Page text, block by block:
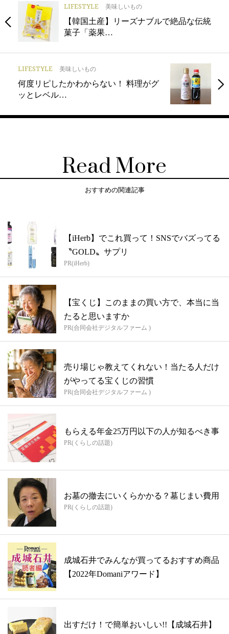
LIFESTYLE 美味しいもの
【韓国土産】リーズナブルで絶品な伝統
菓子「薬果…
LIFESTYLE 美味しいもの
何度リピしたかわからない！ 料理がグ
ッとレベル…
Read More
おすすめの関連記事
【iHerb】でこれ買って！SNSでバズってる
〝GOLD〟サプリ
PR(iHerb)
【宝くじ】このままの買い方で、本当に当
たると思いますか
PR(合同会社デジタルファーム )
売り場じゃ教えてくれない！当たる人だけ
がやってる宝くじの習慣
PR(合同会社デジタルファーム )
もらえる年金25万円以下の人が知るべき事
PR(くらしの話題)
お墓の撤去にいくらかかる？墓じまい費用
PR(くらしの話題)
成城石井でみんなが買ってるおすすめ商品
【2022年Domaniアワード】
出すだけ！で簡単おいしい!!【成城石井】